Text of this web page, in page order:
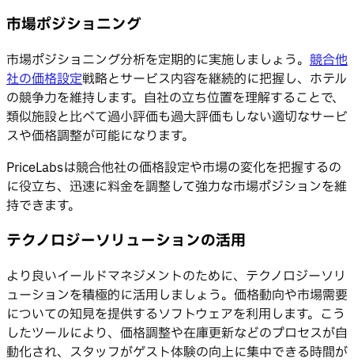
市場ポジショニング
市場ポジショニング分析を定期的に実施しましょう。 競合他
社の価格設定戦略とサービス内容を継続的に把握し、ホテル
の競争力を維持します。自社の立ち位置を理解することで、
類似施設と比べて過小評価も過大評価もしない適切なサービ
スや価格調整が可能になります。
PriceLabsは競合他社の価格設定や市場の変化を把握するの
に役立ち、迅速に料金を調整して強力な市場ポジションを維
持できます。
テクノロジーソリューションの活用
より良いイールドマネジメントのために、テクノロジーソリ
ューションを積極的に活用しましょう。価格動向や市場需要
についての知見を提供するソフトウェアを利用します。こう
したツールにより、価格調整や在庫更新などのプロセスが自
動化され、スタッフがゲスト体験の向上に集中できる時間が